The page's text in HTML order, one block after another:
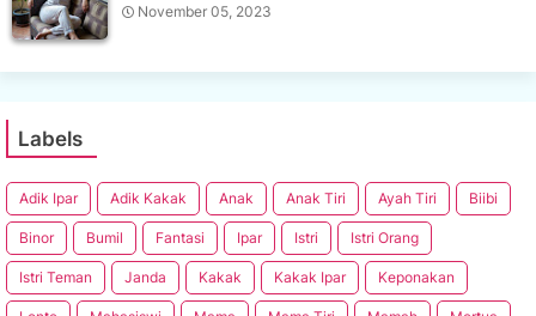
November 05, 2023
Labels
Adik Ipar Adik Kakak Anak Anak Tiri Ayah Tiri Biibi
Binor Bumil Fantasi Ipar Istri Istri Orang
Istri Teman Janda Kakak Kakak Ipar Keponakan